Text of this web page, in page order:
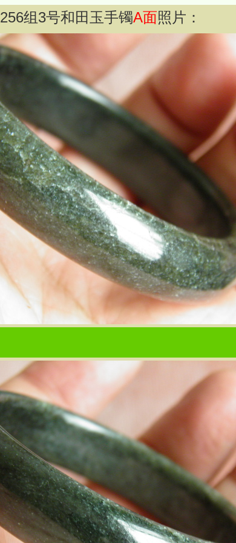
256组 3号和田玉手镯A面照片：